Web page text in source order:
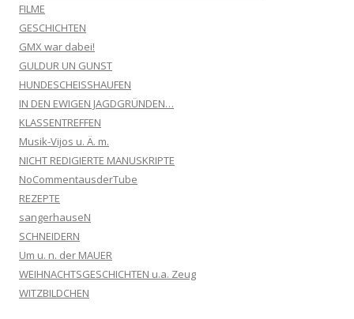
FILME
GESCHICHTEN
GMX war dabei!
GULDUR UN GUNST
HUNDESCHEISSHAUFEN
IN DEN EWIGEN JAGDGRÜNDEN…
KLASSENTREFFEN
Musik-Vijos u. Ä. m.
NICHT REDIGIERTE MANUSKRIPTE
NoCommentausderTube
REZEPTE
sangerhauseN
SCHNEIDERN
Um u. n. der MAUER
WEIHNACHTSGESCHICHTEN u.a. Zeug
WITZBILDCHEN